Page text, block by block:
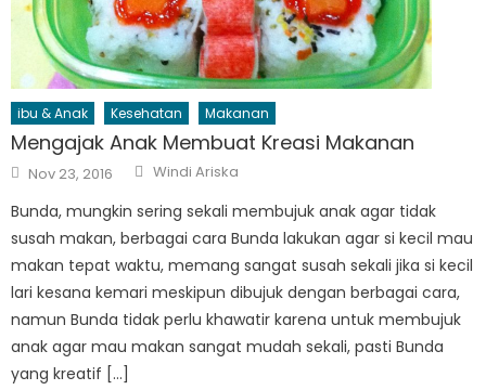
ibu & Anak Kesehatan Makanan
Mengajak Anak Membuat Kreasi Makanan
Posted
on
Nov 23, 2016 Author
Windi Ariska
Bunda, mungkin sering sekali membujuk anak agar tidak
susah makan, berbagai cara Bunda lakukan agar si kecil mau
makan tepat waktu, memang sangat susah sekali jika si kecil
lari kesana kemari meskipun dibujuk dengan berbagai cara,
namun Bunda tidak perlu khawatir karena untuk membujuk
anak agar mau makan sangat mudah sekali, pasti Bunda
yang kreatif […]